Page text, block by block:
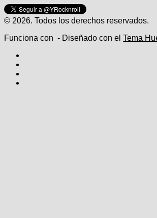
© 2026. Todos los derechos reservados.
Funciona con - Diseñado con el Tema